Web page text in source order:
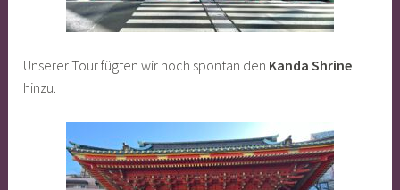
Unserer Tour fügten wir noch spontan den Kanda Shrine
hinzu.